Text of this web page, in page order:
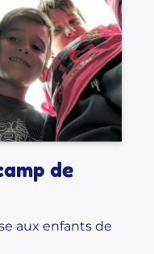
de
aux enfants de